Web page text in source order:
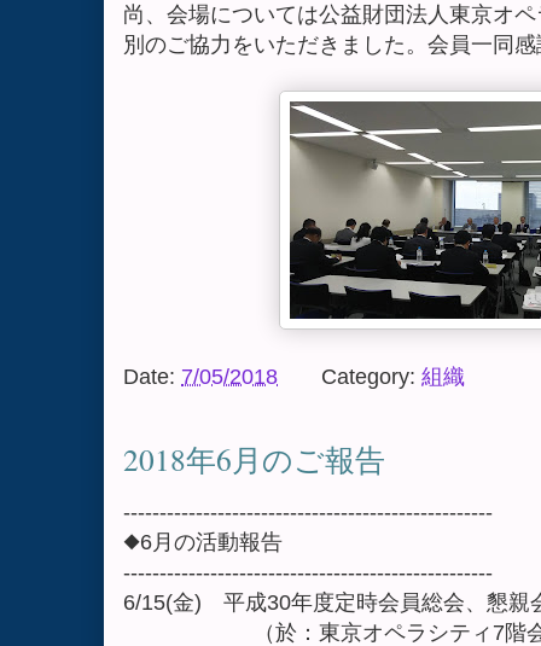
尚、会場については公益財団法人東京オ
別のご協力をいただきました。会員一同
Date: 7/05/2018 Category: 組織
2018年6月のご報告
---------------------------------------------------
◆6月の活動報告
---------------------------------------------------
6/15(金) 平成30年度定時会員総会、懇親
（於：東京オペラシティ7階会